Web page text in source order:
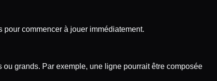
commencer à jouer immédiatement.
grands. Par exemple, une ligne pourrait être composée